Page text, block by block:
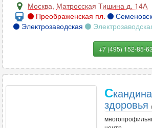
Москва, Матросская Тишина д. 14А
Преображенская пл.
Электрозаводская
+7 (495) 152-85-63
С
здоровья